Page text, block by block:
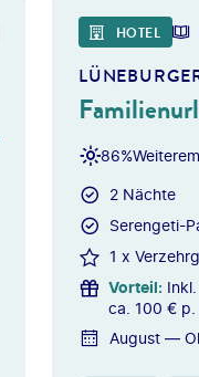
HOTEL
86%
2 Nächte
Serengeti-
1 x
Vorteil:
ca. 100 € p.
August —